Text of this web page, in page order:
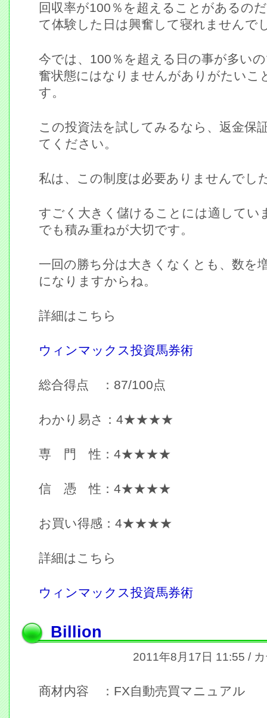
回収率が100％を超えることがあるの
て体験した日は興奮して寝れませんで
今では、100％を超える日の事が多い
奮状態にはなりませんがありがたいこ
す。
この投資法を試してみるなら、返金保
てください。
私は、この制度は必要ありませんでし
すごく大きく儲けることには適してい
でも積み重ねが大切です。
一回の勝ち分は大きくなくとも、数を
になりますからね。
詳細はこちら
ウィンマックス投資馬券術
総合得点 ：87/100点
わかり易さ：4★★★★
専 門 性：4★★★★
信 憑 性：4★★★★
お買い得感：4★★★★
詳細はこちら
ウィンマックス投資馬券術
Billion
2011年8月17日 11:55 /
商材内容 ：FX自動売買マニュアル